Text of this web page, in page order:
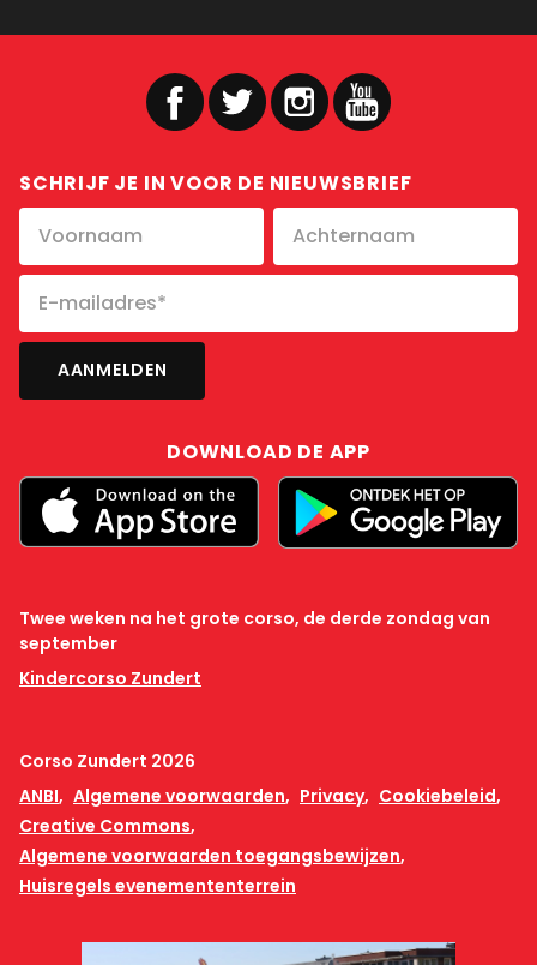
SCHRIJF JE IN VOOR DE NIEUWSBRIEF
DOWNLOAD DE APP
Twee weken na het grote corso, de derde zondag van
september
Kindercorso Zundert
Corso Zundert 2026
ANBI
Algemene voorwaarden Privacy
Cookiebeleid
Creative Commons
Algemene voorwaarden toegangsbewijzen
Huisregels evenemententerrein